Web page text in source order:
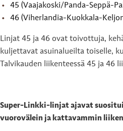
45 (Vaajakoski/Panda-Seppä-
46 (Viherlandia-Kuokkala-
Linjat 45 ja 46 ovat toivottuja,
kuljettavat asuinalueilta toiselle,
Talvikauden liikenteessä 45 ja 46
Super-Linkki-linjat ajavat
vuorovälein ja kattavammin